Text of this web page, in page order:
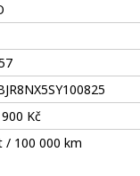
Kč
/ 100 000 km